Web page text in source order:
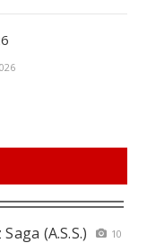
(A.S.S.)
10